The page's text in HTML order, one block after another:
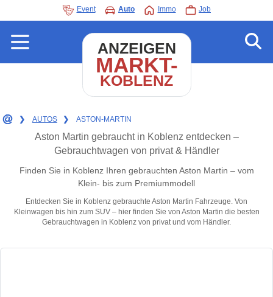
Event Auto Immo Job
ANZEIGEN
MARKT-
KOBLENZ
❯ AUTOS ❯ ASTON-MARTIN
Aston Martin gebraucht in Koblenz entdecken –
Gebrauchtwagen von privat & Händler
Finden Sie in Koblenz Ihren gebrauchten Aston Martin – vom
Klein- bis zum Premiummodell
Entdecken Sie in Koblenz gebrauchte Aston Martin Fahrzeuge. Von
Kleinwagen bis hin zum SUV – hier finden Sie von Aston Martin die besten
Gebrauchtwagen in Koblenz von privat und vom Händler.